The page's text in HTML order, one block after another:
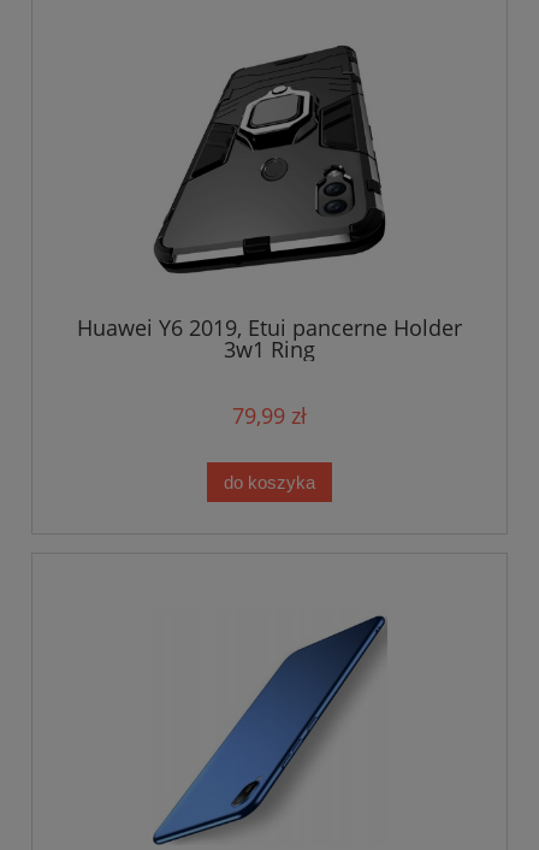
Huawei Y6 2019, Etui pancerne Holder
3w1 Ring
79,99 zł
do koszyka